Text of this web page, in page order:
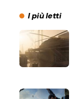
I più letti